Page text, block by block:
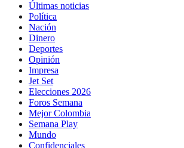
Últimas noticias
Política
Nación
Dinero
Deportes
Opinión
Impresa
Jet Set
Elecciones 2026
Foros Semana
Mejor Colombia
Semana Play
Mundo
Confidenciales